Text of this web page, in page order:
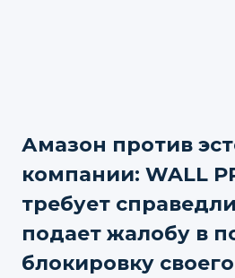
Амазон против
компании: WALL
требует
подает жалобу в
блокировку